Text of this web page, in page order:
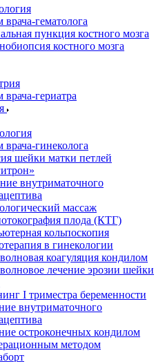
гематолога
пункция костного мозга
костного мозга
гериатра
гинеколога
шейки матки петлей
внутриматочного
массаж
плода (КТГ)
кольпоскопия
в гинекологии
коагуляция кондилом
лечение эрозии шейки
I триместра беременности
внутриматочного
остроконечных кондилом
методом